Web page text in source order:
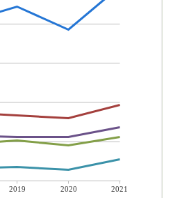
2019 2020 2021